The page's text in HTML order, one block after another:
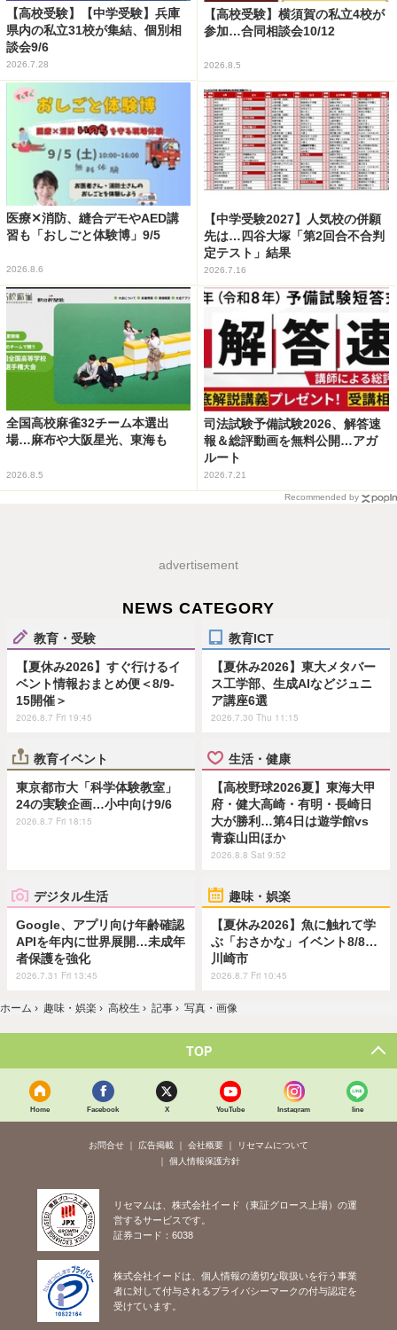
【高校受験】【中学受験】兵庫
県内の私立31校が集結、個別相
談会9/6
2026.7.28
【高校受験】横須賀の私立4校が
参加…合同相談会10/12
2026.8.5
医療✕消防、縫合デモやAED講
習も「おしごと体験博」9/5
2026.8.6
【中学受験2027】人気校の併願
先は…四谷大塚「第2回合不合判
定テスト」結果
2026.7.16
全国高校麻雀32チーム本選出
場…麻布や大阪星光、東海も
2026.8.5
司法試験予備試験2026、解答速
報＆総評動画を無料公開…アガ
ルート
2026.7.21
Recommended by
advertisement
NEWS CATEGORY
教育・受験
【夏休み2026】すぐ行けるイ
ベント情報おまとめ便＜8/9-
15開催＞
2026.8.7 Fri 19:45
教育ICT
【夏休み2026】東大メタバー
ス工学部、生成AIなどジュニ
ア講座6選
2026.7.30 Thu 11:15
教育イベント
東京都市大「科学体験教室」
24の実験企画…小中向け9/6
2026.8.7 Fri 18:15
生活・健康
【高校野球2026夏】東海大甲
府・健大高崎・有明・長崎日
大が勝利…第4日は遊学館vs
青森山田ほか
2026.8.8 Sat 9:52
デジタル生活
Google、アプリ向け年齢確認
APIを年内に世界展開…未成年
者保護を強化
2026.7.31 Fri 13:45
趣味・娯楽
【夏休み2026】魚に触れて学
ぶ「おさかな」イベント8/8…
川崎市
2026.8.7 Fri 10:45
ホーム › 趣味・娯楽 › 高校生 › 記事 › 写真・画像
TOP
Home Facebook X YouTube Instagram line
お問合せ 広告掲載 会社概要
リセマムについて
個人情報保護方針
リセマムは、株式会社イード（東証グロース上場）の運
営するサービスです。
証券コード：6038
株式会社イードは、個人情報の適切な取扱いを行う事業
者に対して付与されるプライバシーマークの付与認定を
受けています。